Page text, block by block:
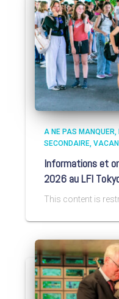
A NE PAS MANQUER
SECONDAIRE
Informations et
2026 au LFI
This content is